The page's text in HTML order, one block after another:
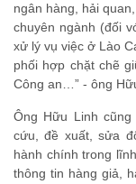
ngân hàng, hải
chuyên ngành (đối
xử lý vụ việc ở Lào
phối hợp chặt chẽ
Công an…” - ông
Ông Hữu Linh
cứu, đề xuất, sửa
hành chính trong
thông tin hàng giả,